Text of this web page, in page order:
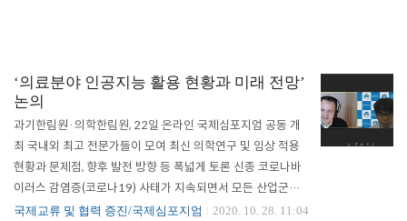
‘의료분야 인공지능 활용 현황과 미래 전망’
논의
과기한림원·의학한림원, 22일 온라인 국제심포지엄 공동 개
최 국내외 최고 전문가들이 모여 최신 의학연구 및 임상 적용
현황과 문제점, 향후 발전 방향 등 폭넓게 토론 신종 코로나바
이러스 감염증(코로나19) 사태가 지속되면서 모든 산업군이
인공지능 및 비접촉 기술을 중심으로 재편되고 있는 가운데,
국제교류 및 협력 증진/국제심포지엄 2020. 10. 28. 11:04